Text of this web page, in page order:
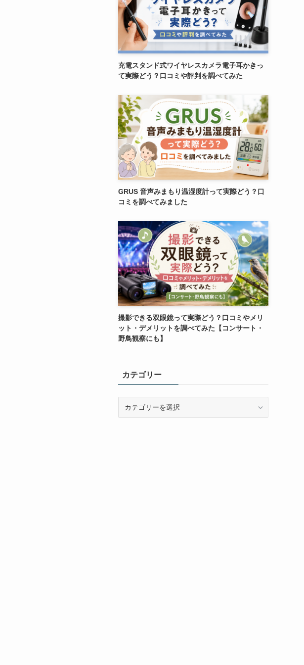
充電スタンド式ワイヤレスカメラ電子耳かきっ
て実際どう？口コミや評判を調べてみた
GRUS 音声みまもり温湿度計って実際どう？口
コミを調べてみました
撮影できる双眼鏡って実際どう？口コミやメリ
ット・デメリットを調べてみた【コンサート・
野鳥観察にも】
カテゴリー